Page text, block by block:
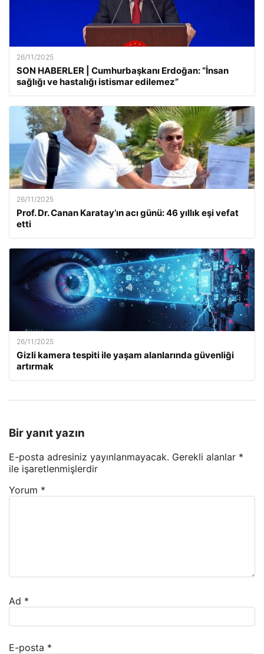
26/11/2025
SON HABERLER | Cumhurbaşkanı Erdoğan: “İnsan
sağlığı ve hastalığı istismar edilemez”
26/11/2025
Prof. Dr. Canan Karatay’ın acı günü: 46 yıllık eşi vefat
etti
26/11/2025
Gizli kamera tespiti ile yaşam alanlarında güvenliği
artırmak
Bir yanıt yazın
E-posta adresiniz yayınlanmayacak. Gerekli alanlar *
ile işaretlenmişlerdir
Yorum *
Ad *
E-posta *